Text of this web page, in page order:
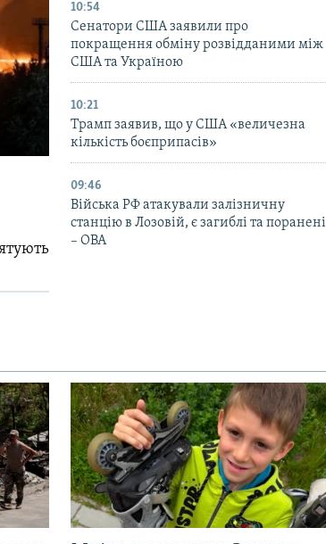
10:54
Сенатори США заявили про
покращення обміну розвідданими між
США та Україною
10:21
Трамп заявив, що у США «величезна
кількість боєприпасів»
09:46
Війська РФ атакували залізничну
станцію в Лозовій, є загиблі та поранені
– ОВА